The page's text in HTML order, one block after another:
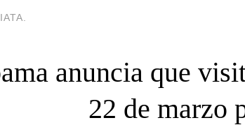
anuncia que
22 de marzo